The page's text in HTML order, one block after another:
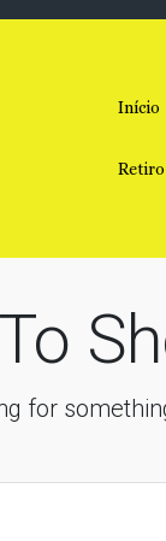
Início
for